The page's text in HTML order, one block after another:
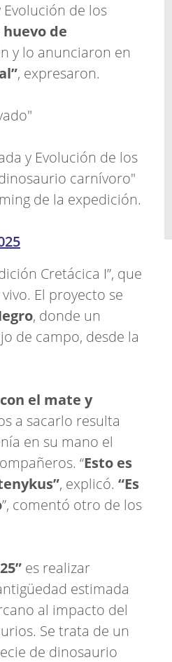
de los
huevo de
y lo anunciaron en
, expresaron.
y Evolución de los
carnívoro"
de la expedición.
Cretácica I”, que
El proyecto se
, donde un
de campo, desde la
el mate y
a sacarlo resulta
en su mano el
“Esto es
, explicó. “Es
”, comentó otro de los
es realizar
estimada
al impacto del
Se trata de un
de dinosaurio